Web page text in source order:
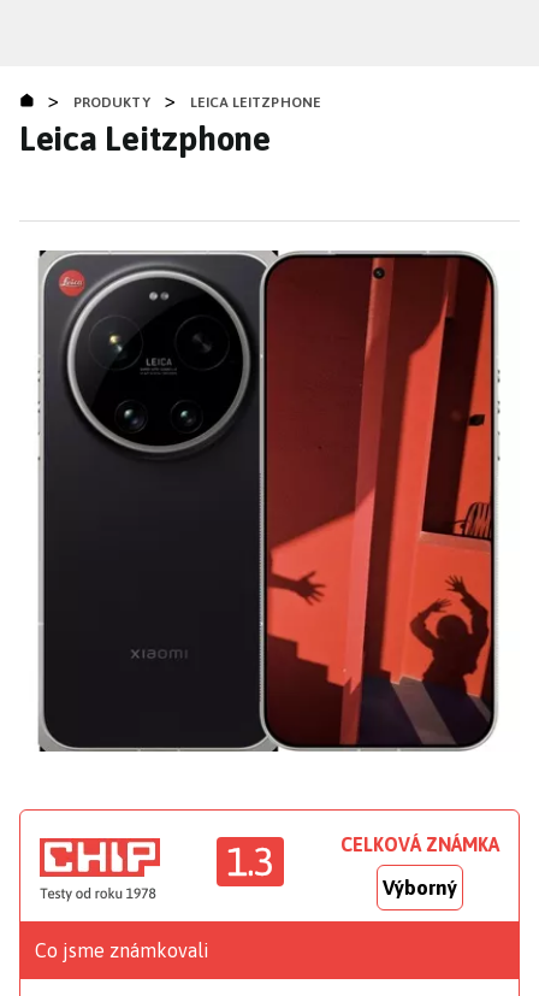
obsahu
> PRODUKTY > LEICA LEITZPHONE
Leica Leitzphone
1.3 CELKOVÁ ZNÁMKA
Výborný
Co jsme známkovali